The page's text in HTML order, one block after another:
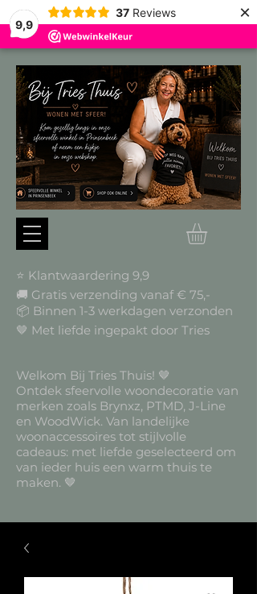
9,9
37 Reviews ×
⭐ Klantwaardering 9,9
🚚 Gratis verzending vanaf € 75,-
📦 Binnen 1-3 werkdagen verzonden
🤎 Met liefde ingepakt door Tries
Welkom Bij Tries Thuis! 🤎
Ontdek sfeervolle woondecoratie van
merken zoals Brynxz, PTMD, J-Line
en WoodWick. Van landelijke
woonaccessoires tot stijlvolle
cadeaus: met liefde geselecteerd om
van ieder huis een warm thuis te
maken. 🤎